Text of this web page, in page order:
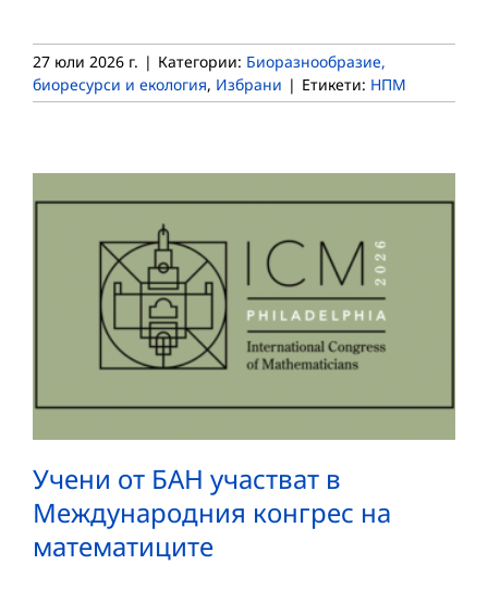
27 юли 2026 г. | Категории: Биоразнообразие,
биоресурси и екология, Избрани | Етикети: НПМ
Учени от БАН участват в
Международния конгрес на
математиците